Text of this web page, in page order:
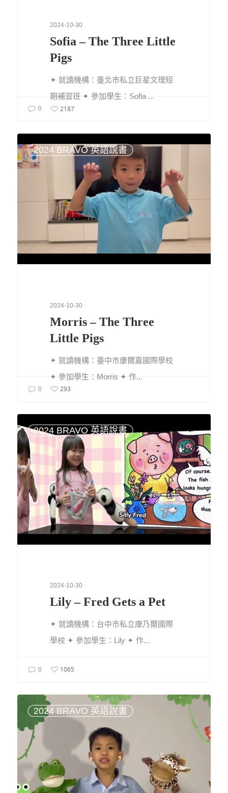
2024-10-30
Sofia – The Three Little
Pigs
✦ 就讀機構：臺北市私立巨星文理短
期補習班 ✦ 參加學生：Sofia ...
0 2187
2024 BRAVO 英語說書
2024-10-30
Morris – The Three
Little Pigs
✦ 就讀機構：臺中市康爾嘉國際學校
✦ 參加學生：Morris ✦ 作...
0 293
2024 BRAVO 英語說書
2024-10-30
Lily – Fred Gets a Pet
✦ 就讀機構：台中市私立康乃爾國際
學校 ✦ 參加學生：Lily ✦ 作...
0 1065
2024 BRAVO 英語說書